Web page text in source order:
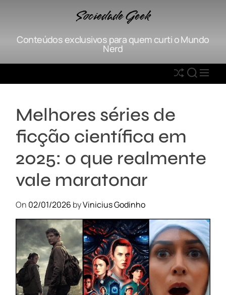
o
Sociedade Geek
Conteúdos exclusivos para quem curti o Mundo
Nerd
S
h
l
e
S
E
M
E
Melhores séries de
ficção científica em
2025: o que realmente
vale maratonar
On 02/01/2026 byVinicius Godinho